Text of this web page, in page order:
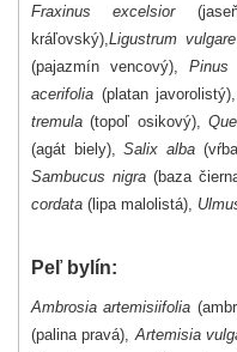
Fraxinus excelsior
kráľovský),Ligustrum vulgare
(pajazmín vencový),
Pinus
acerifolia (platan javorolistý),
tremula (topoľ osikový),
(agát biely), Salix alba
Sambucus nigra (baza
cordata (lipa malolistá),
Peľ bylín:
Ambrosia artemisiifolia
(palina pravá), Artemisia